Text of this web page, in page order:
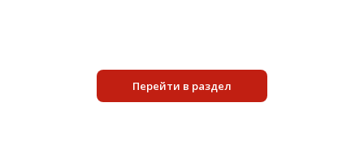
Перейти в раздел